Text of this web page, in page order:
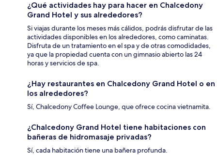
¿Qué actividades hay para hacer en Chalcedony
Grand Hotel y sus alrededores?
Si viajas durante los meses más cálidos, podrás disfrutar de las
actividades disponibles en los alrededores, como caminatas.
Disfruta de un tratamiento en el spa y de otras comodidades,
ya que la propiedad cuenta con un gimnasio abierto las 24
horas y servicios de spa.
¿Hay restaurantes en Chalcedony Grand Hotel o en
los alrededores?
Sí, Chalcedony Coffee Lounge, que ofrece cocina vietnamita.
¿Chalcedony Grand Hotel tiene habitaciones con
bañeras de hidromasaje privadas?
Sí, cada habitación tiene una bañera profunda.